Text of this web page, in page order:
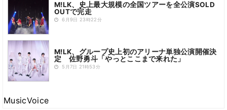
M!LK、史上最大規模の全国ツアーを全公演SOLD
OUTで完走
6月9日 23時22分
M!LK、グループ史上初のアリーナ単独公演開催決
定 佐野勇斗「やっとここまで来れた」
5月7日 21時53分
MusicVoice